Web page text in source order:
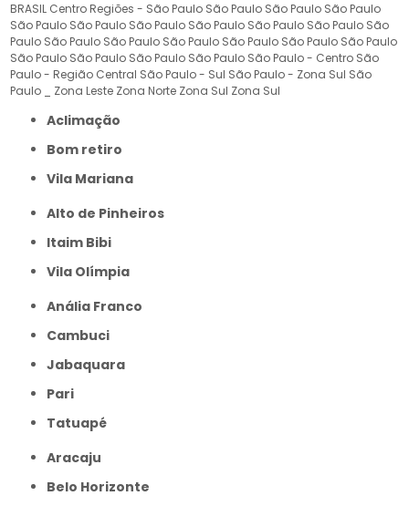
BRASIL Centro Regiões - São Paulo São Paulo São Paulo São Paulo
São Paulo São Paulo São Paulo São Paulo São Paulo São Paulo São
Paulo São Paulo São Paulo São Paulo São Paulo São Paulo São Paulo
São Paulo São Paulo São Paulo São Paulo São Paulo - Centro São
Paulo - Região Central São Paulo - Sul São Paulo - Zona Sul São
Paulo _ Zona Leste Zona Norte Zona Sul Zona Sul
Aclimação
Bom retiro
Vila Mariana
Alto de Pinheiros
Itaim Bibi
Vila Olímpia
Anália Franco
Cambuci
Jabaquara
Pari
Tatuapé
Aracaju
Belo Horizonte